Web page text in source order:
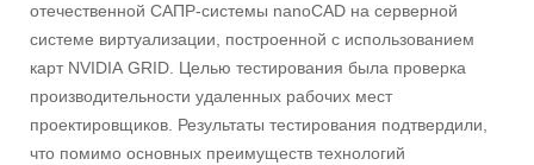
отечественной САПР-системы nanoCAD на серверной
системе виртуализации, построенной с использованием
карт NVIDIA GRID. Целью тестирования была проверка
производительности удаленных рабочих мест
проектировщиков. Результаты тестирования подтвердили,
что помимо основных преимуществ технологий